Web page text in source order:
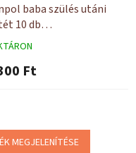
baba szülés utáni
10 db
Ft
MEGJELENÍTÉSE